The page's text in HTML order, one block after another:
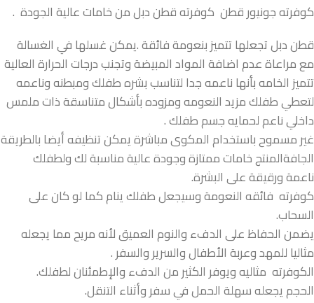
كوفرته جونيور قطن كوفرته قطن دبل من خامات عالية الجودة .
قطن دبل تجعلها تتميز بنعومة فائقة .يمكن غسلها في الغسالة
مع مراعاة عدم اضافة المواد المبيضة وتجنب درجات الحرارة العالية
تتميز الخامه بأنها ناعمه جدا لتناسب بشره طفلك ومبطنه وناعمه
لتعطي طفلك مزيد النعومه ومزوده بأشكال متناسقة ذات ملمس
داخلي ناعم لحمايه جسم طفلك .
غير مسموح باستخدام المكوى مباشرة يمكن تنظيفه أيضا بالطريقة
الجافةالمنتج خامات ممتازة وجودة عالية مناسبة لك ولطفلك
ناعمة ورقيقة على البشرة.
كوفرته فائقه النعومة وسيجعل طفلك ينام كما لو كان على
السحاب.
يضمن الحفاظ على الدفء والنوم العميق لأنه مريح مما يجعله
مثاليا للمهد وعربة الأطفال والسرير والسفر .
الكوفرته مثاليه ويوفر الكثير من الدفء والإطمئنان لطفلك.
الحجم يجعله سهلة الحمل في سفر وأثناء التنقل.